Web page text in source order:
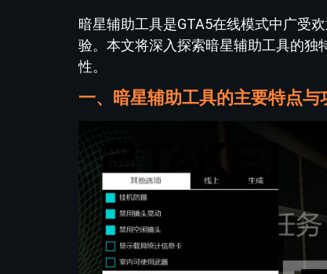
暗星辅助工具是GTA5在线模式中广受
验。本文将深入探索暗星辅助工具的独
性。
一、暗星辅助工具的主要特点与